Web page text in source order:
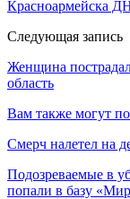
Красноармейска
Следующая запись
Женщина
область
Вам также могут
Смерч налетел на
Подозреваемые в
попали в базу